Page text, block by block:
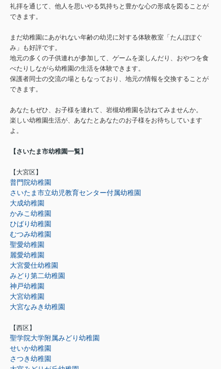
礼拝を通じて、他人を思いやる気持ちと豊かな心の形成を図ることが
できます。
まだ幼稚園にあがれない年齢の幼児に対する体験教室「たんぽぽぐ
み」も好評です。
地元の多くの子供連れが参加して、ゲームを楽しんだり、おやつを食
べたりしながら幼稚園の生活を体験できます。
保護者同士の交流の場ともなっており、地元の情報を交換することが
できます。
あなたもぜひ、お子様を連れて、岩槻幼稚園を訪ねてみませんか。
楽しい幼稚園生活が、あなたとあなたのお子様をお待ちしています
よ。
【さいたま市幼稚園一覧】
【大宮区】
普門院幼稚園
さいたま市立幼児教育センター付属幼稚園
大成幼稚園
かみこ幼稚園
ひばり幼稚園
むつみ幼稚園
聖愛幼稚園
麗愛幼稚園
大宮愛仕幼稚園
みどり第二幼稚園
神戸幼稚園
大宮幼稚園
大宮なみき幼稚園
【西区】
聖学院大学附属みどり幼稚園
せいか幼稚園
さつき幼稚園